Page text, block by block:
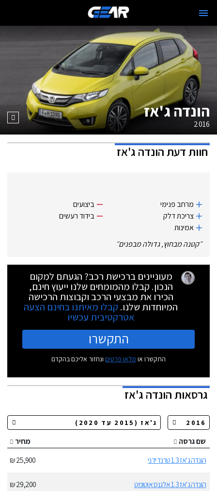
הונדה ג'אז
2016
חוות דעתהונדה ג'אז
מרחב פנימי
צריכת דלק
אמינות
ביצועים
בידוד רעשים
״קטנה מבחוץ, גדולה מבפנים״
מעוניינים ברכישת רכב? הגעתם למקום
הנכון. קבלו מהמומחים שלנו ייעוץ חינם,
הכירו את מבצעי הרכב וקבוצות הרכישה
המיוחדות שלנו. קבלו מאיתנו בחינם הצעה
אטרקטיבית עכשיו
התקשרו
התקשרו או מלאו פרטים ונחזור אליכם בהקדם
גרסאותהונדה ג'אז
שם גרסה
מחיר
הונדה ג'אז 1.3 טרנד ידני
25,900 ₪
הונדה ג'אז 1.3 אלגנס אוטומט 29,200 ₪